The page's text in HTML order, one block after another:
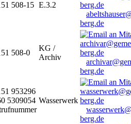
508-15 E.3.2
berg.de
508-0
KG /
Archiv
berg.de
953296
5309054 Wasserwerk
berg.de